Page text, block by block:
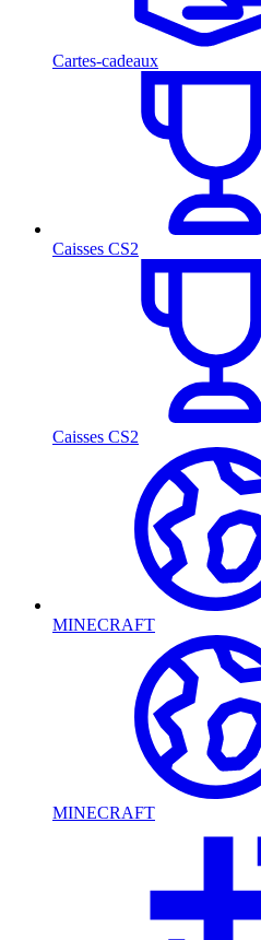
Cartes-cadeaux
Caisses CS2
Caisses CS2
MINECRAFT
MINECRAFT